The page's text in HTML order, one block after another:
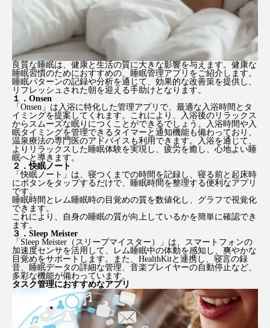
良質な睡眠は、健康と生活の質に大きな影響を与えます。健康な
睡眠習慣のためにおすすめの、睡眠管理アプリをご紹介します。
睡眠パターンの記録や分析を通じて、効果的な改善策を提供し、
リフレッシュされた朝を迎える手助けとなります。
１．Onsen
「Onsen」は入浴に特化した管理アプリで、最適な入浴時間とタ
イミングを提案してくれます。これにより、入浴後のリラックス
からスムーズな眠りにつくことができるでしょう。入浴時間や入
眠タイミングを管理できるタイマーと通知機能も備わっており、
温泉療法の専門医のアドバイスも利用できます。入浴を通じて、
よりリラックスした睡眠体験を実現し、疲労を癒し、心地よい睡
眠へと導きます。
２．快眠ノート
「快眠ノート」は、寝つくまでの時間を記録し、寝る前と起床時
にボタンをタップするだけで、睡眠時間を整理する便利なアプリ
です。
睡眠時間とレム睡眠時の目覚めの質を数値化し、グラフで視覚化
できます。
これにより、自身の睡眠の質が向上しているかを簡単に確認でき
ます。
３．Sleep Meister
「Sleep Meister（スリープマイスター）」は、スマートフォンの
加速度センサを活用して、レム睡眠中の体動を感知し、爽やかな
目覚めをサポートします。また、HealthKitと連携し、寝言の録
音、睡眠データの詳細な管理、音楽プレイヤーの自動停止など、
多彩な機能が備わっています。
タスク管理におすすめなアプリ